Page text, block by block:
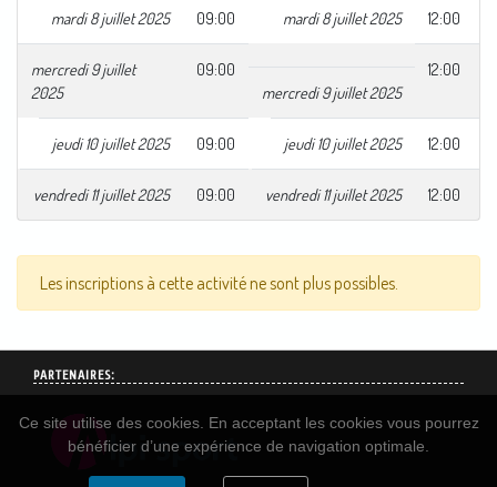
Ce site utilise des cookies. En acceptant les cookies vous pourrez
bénéficier d’une expérience de navigation optimale.
mardi 8 juillet 2025 09:00 mardi 8 juillet 2025 12:00
mercredi 9 juillet
2025
09:00
mercredi 9 juillet 2025
12:00
jeudi 10 juillet 2025 09:00 jeudi 10 juillet 2025 12:00
vendredi 11 juillet 2025 09:00 vendredi 11 juillet 2025 12:00
Les inscriptions à cette activité ne sont plus possibles.
PARTENAIRES: